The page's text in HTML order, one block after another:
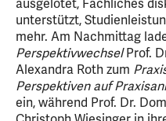
ausgelotet, Fachliches
unterstützt,
mehr. Am Nachmittag
PerspektivwechselProf.
Alexandra Roth zum
Perspektiven auf
ein, während Prof. Dr.